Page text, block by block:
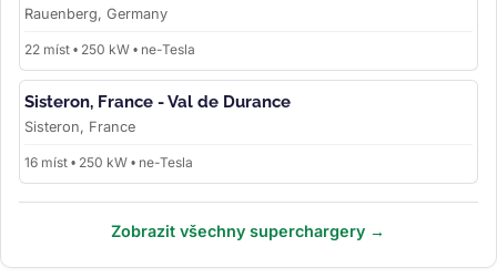
Rauenberg, Germany
22 míst • 250 kW • ne-Tesla
Sisteron, France - Val de Durance
Sisteron, France
16 míst • 250 kW • ne-Tesla
Zobrazit všechny superchargery →